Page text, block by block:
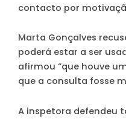
contacto por
Marta Gonçalves
poderá estar a ser
afirmou “que houve
que a consulta fosse
A inspetora defendeu